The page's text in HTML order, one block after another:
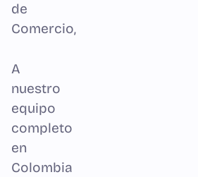
de
Comercio,
A
nuestro
equipo
completo
en
Colombia